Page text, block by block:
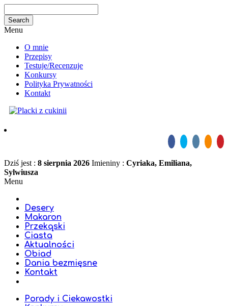
Menu
O mnie
Przepisy
Testuje/Recenzuje
Konkursy
Polityka Prywatności
Kontakt
Dziś jest : 8 sierpnia 2026 Imieniny : Cyriaka, Emiliana,
Sylwiusza
Menu
Desery
Makaron
Przekąski
Ciasta
Aktualności
Obiad
Dania bezmięsne
Kontakt
Porady i Ciekawostki